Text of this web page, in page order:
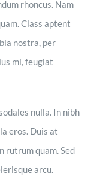
rhoncus. Nam
Class aptent
nostra, per
mi, feugiat
nulla. In nibh
eros. Duis at
quam. Sed
arcu.